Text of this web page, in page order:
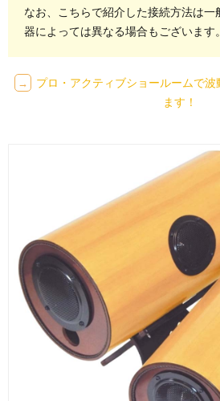
なお、こちらで紹介した接続方法は
器によっては異なる場合もございます。
→
プロ・アクティブショールームで
ます！